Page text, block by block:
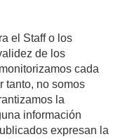
el Staff o los
de los
cada
tanto, no somos
la
información
expresan la